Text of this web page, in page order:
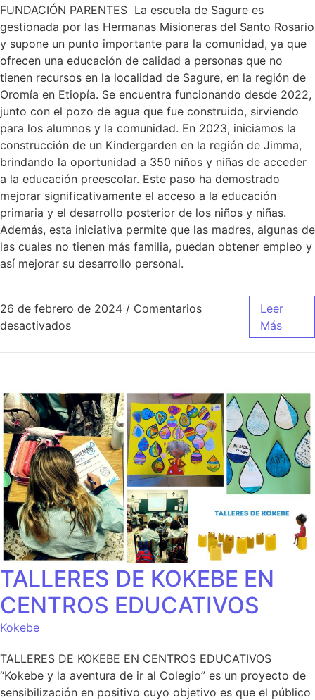
FUNDACIÓN PARENTES La escuela de Sagure es
gestionada por las Hermanas Misioneras del Santo Rosario
y supone un punto importante para la comunidad, ya que
ofrecen una educación de calidad a personas que no
tienen recursos en la localidad de Sagure, en la región de
Oromía en Etiopía. Se encuentra funcionando desde 2022,
junto con el pozo de agua que fue construido, sirviendo
para los alumnos y la comunidad. En 2023, iniciamos la
construcción de un Kindergarden en la región de Jimma,
brindando la oportunidad a 350 niños y niñas de acceder
a la educación preescolar. Este paso ha demostrado
mejorar significativamente el acceso a la educación
primaria y el desarrollo posterior de los niños y niñas.
Además, esta iniciativa permite que las madres, algunas de
las cuales no tienen más familia, puedan obtener empleo y
así mejorar su desarrollo personal.
26 de febrero de 2024 / Comentarios
desactivados
Leer
Más
TALLERES DE KOKEBE EN
CENTROS EDUCATIVOS
Kokebe
TALLERES DE KOKEBE EN CENTROS EDUCATIVOS
“Kokebe y la aventura de ir al Colegio” es un proyecto de
sensibilización en positivo cuyo objetivo es que el público